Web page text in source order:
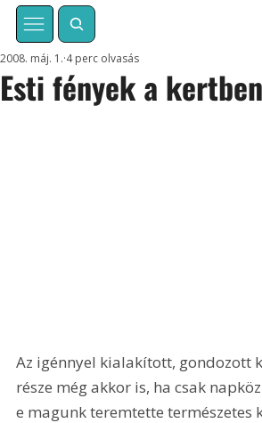
Esti fények a kertben
2008. máj. 1. 4 perc olvasás
Az igénnyel kialakított, gondozott
része még akkor is, ha csak
e magunk teremtette természetes